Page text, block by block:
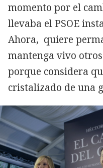
momento por el
llevaba el PSOE
Ahora, quiere
mantenga vivo
porque considera
cristalizado de una